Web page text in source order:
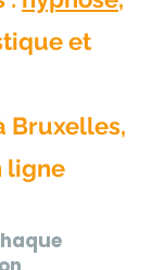
et
Bruxelles,
ligne